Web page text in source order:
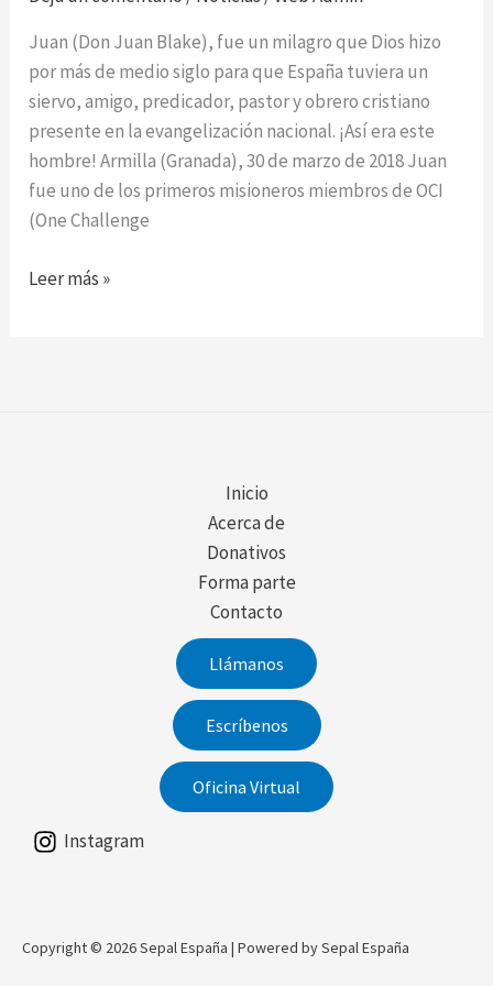
Juan (Don Juan Blake), fue un milagro que Dios hizo
por más de medio siglo para que España tuviera un
siervo, amigo, predicador, pastor y obrero cristiano
presente en la evangelización nacional. ¡Así era este
hombre! Armilla (Granada), 30 de marzo de 2018 Juan
fue uno de los primeros misioneros miembros de OCI
(One Challenge
Juan
Leer más »
Inicio
Acerca de
Donativos
Forma parte
Contacto
Llámanos
Escríbenos
Oficina Virtual
Instagram
Copyright © 2026 Sepal España | Powered by Sepal España